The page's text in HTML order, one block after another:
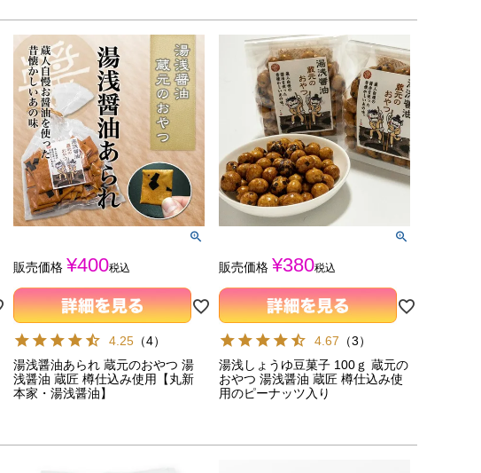
販売価格 ¥400税込
4.25 （4）
湯浅醤油あられ 蔵元のおやつ 湯
浅醤油 蔵匠 樽仕込み使用【丸新
本家・湯浅醤油】
販売価格 ¥380税込
4.67 （3）
湯浅しょうゆ豆菓子 100ｇ 蔵元の
おやつ 湯浅醤油 蔵匠 樽仕込み使
用のピーナッツ入り